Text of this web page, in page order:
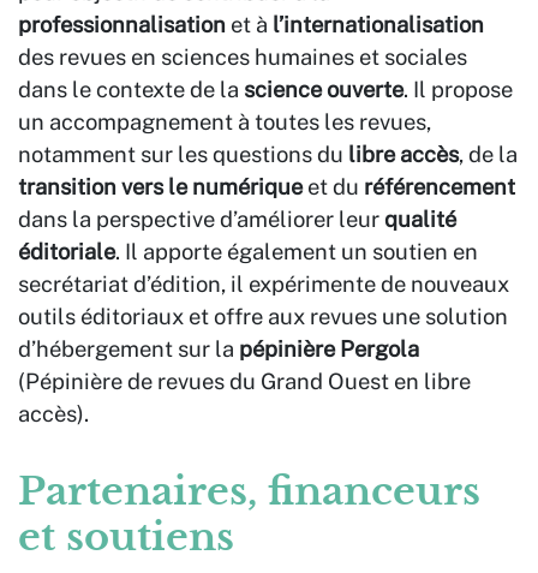
professionnalisation et à l’internationalisation
des revues en sciences humaines et sociales
dans le contexte de la science ouverte. Il propose
un accompagnement à toutes les revues,
notamment sur les questions du libre accès, de la
transition vers le numériqueet du référencement
dans la perspective d’améliorer leurqualité
éditoriale. Il apporte également un soutien en
secrétariat d’édition, il expérimente de nouveaux
outils éditoriaux et offre aux revues une solution
d’hébergement sur la pépinière Pergola
(Pépinière de revues du Grand Ouest en libre
accès).
Partenaires, financeurs
et soutiens